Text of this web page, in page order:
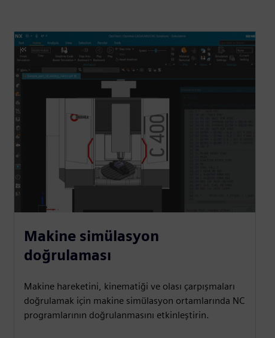
Makine simülasyon
doğrulaması
Makine hareketini, kinematiği ve olası çarpışmaları
doğrulamak için makine simülasyon ortamlarında NC
programlarının doğrulanmasını etkinleştirin.